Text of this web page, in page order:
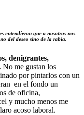
entendieron que a nosotros nos
del deseo sino de la rabia.
denigrantes,
No me gustan los
por pintarlos con un
en el fondo un
de oficina,
y mucho menos me
acoso laboral.